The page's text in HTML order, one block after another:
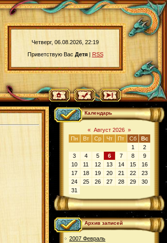
Четверг, 06.08.2026, 22:19
Приветствую Вас Детя| RSS
Календарь
« Август 2026 »
Пн
Вт Ср Чт Пт Сб
Вс
1
2
3
4 5 6 7 8
9
10
11 12 13 14 15
16
17
18 19 20 21 22
23
24
25 26 27 28 29
30
31
Архив записей
2007 Февраль